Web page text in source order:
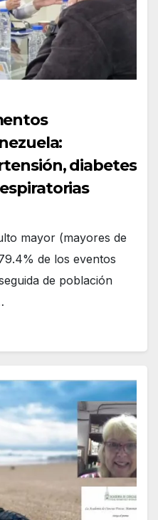
diabetes
mayor (mayores de
de los eventos
de población